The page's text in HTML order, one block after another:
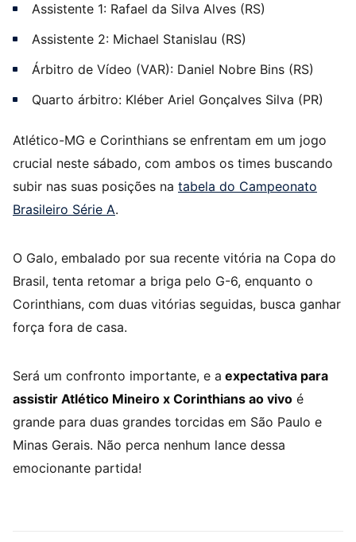
Assistente 1: Rafael da Silva Alves (RS)
Assistente 2: Michael Stanislau (RS)
Árbitro de Vídeo (VAR): Daniel Nobre Bins (RS)
Quarto árbitro: Kléber Ariel Gonçalves Silva (PR)
Atlético-MG e Corinthians se enfrentam em um jogo
crucial neste sábado, com ambos os times buscando
subir nas suas posições na tabela do Campeonato
Brasileiro Série A.
O Galo, embalado por sua recente vitória na Copa do
Brasil, tenta retomar a briga pelo G-6, enquanto o
Corinthians, com duas vitórias seguidas, busca ganhar
força fora de casa.
Será um confronto importante, e a expectativa para
assistir Atlético Mineiro x Corinthians ao vivo é
grande para duas grandes torcidas em São Paulo e
Minas Gerais. Não perca nenhum lance dessa
emocionante partida!